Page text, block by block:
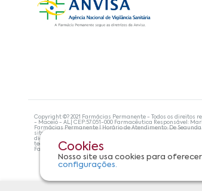
Cookies
Nosso site usa cookies para
configurações.
Copyright ©? 2021 Farmácias Permanente - Todos os direitos
- Maceió - AL| CEP:57.051-000 Farmacêutica Responsável:
Farmácias Permanente | Horário de Atendimento: De Segunda
site não devem ser utilizadas para automedicação e, de
diagnosticar problemas de saúde e prescrever o tratamento
tecnologias mais avançadas de proteção de dados, para que
Farmácias Permanente. Todos os pedidos efetuados estão